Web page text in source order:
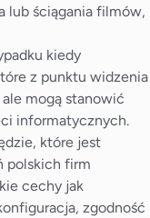
lub ściągania filmów,
kiedy
z punktu widzenia
mogą stanowić
informatycznych.
które jest
polskich firm
cechy jak
zgodność